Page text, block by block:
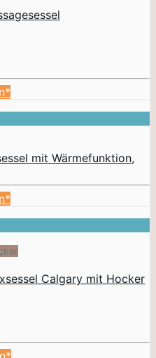
mit Wärmefunktion,
Calgary mit Hocker